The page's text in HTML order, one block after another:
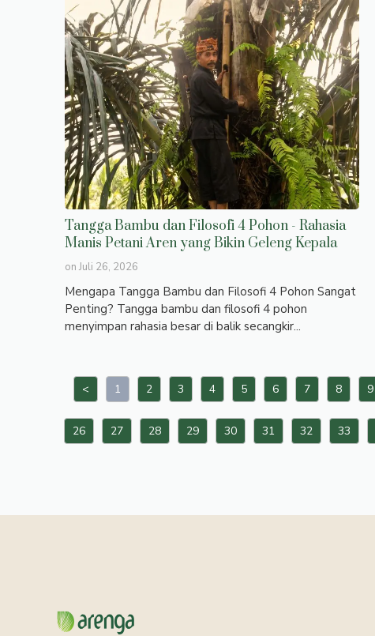
Tangga Bambu dan Filosofi 4 Pohon - Rahasia
Manis Petani Aren yang Bikin Geleng Kepala
on Juli 26, 2026
Mengapa Tangga Bambu dan Filosofi 4 Pohon Sangat
Penting? Tangga bambu dan filosofi 4 pohon
menyimpan rahasia besar di balik secangkir...
< 1 2 3 4 5 6 7 8 9
26 27 28 29 30 31 32 33